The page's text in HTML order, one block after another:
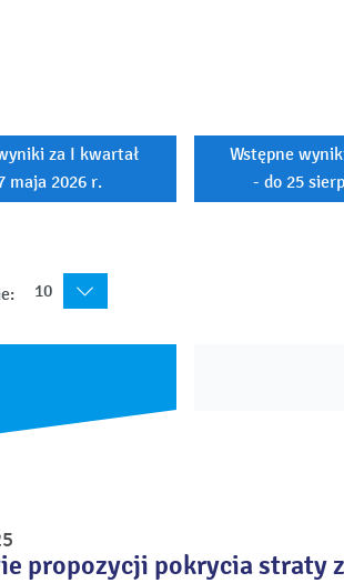
za I kwartał
maja 2026 r.
Wstępne
- do 25
10
propozycji pokrycia straty